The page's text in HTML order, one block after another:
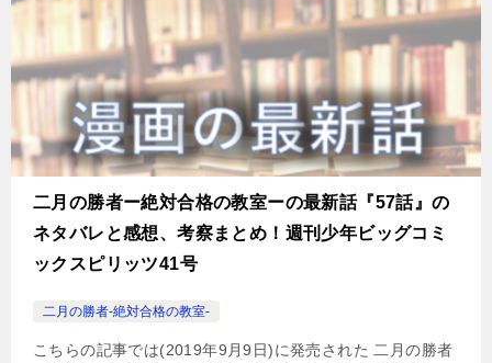
二月の勝者ー絶対合格の教室ーの最新話『57話』の
ネタバレと感想、考察まとめ！週刊少年ビッグコミ
ックスピリッツ41号
二月の勝者-絶対合格の教室-
こちらの記事では(2019年9月9日)に発売された 二月の勝者